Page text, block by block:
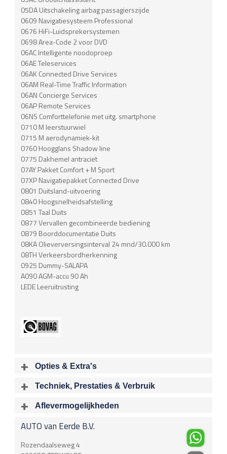
05DA Uitschakeling airbag passagierszijde
0609 Navigatiesysteem Professional
0676 HiFi-Luidsprekersystemen
0698 Area-Code 2 voor DVD
06AC Intelligente noodoproep
06AE Teleservices
06AK Connected Drive Services
06AM Real-Time Traffic Information
06AN Concierge Services
06AP Remote Services
06NS Comforttelefonie met uitg. smartphone
0710 M leerstuurwiel
0715 M aerodynamiek-kit
0760 Hoogglans Shadow line
0775 Dakhemel antraciet
07AY Pakket Comfort + M Sport
07XP Navigatiepakket Connected Drive
0801 Duitsland-uitvoering
0840 Hoogsnelheidsafstelling
0851 Taal Duits
0877 Vervallen gecombineerde bediening
0879 Boorddocumentatie Duits
08KA Olieverversingsinterval 24 mnd/30.000 km
08TH Verkeersbordherkenning
0925 Dummy-SALAPA
A090 AGM-accu 90 Ah
LEDE Leeruitrusting
Opties & Extra's
Achteropkomend verkeer waarschuwing
Bots herkenning en activatie
Connected services
Techniek, Prestaties & Verbruik
4 1997 cc
Vermogen
Acceleratietijd 80-120
Aflevermogelijkheden
onderstaande
€
AUTO van Eerde B.V.
Rozendaalseweg 4